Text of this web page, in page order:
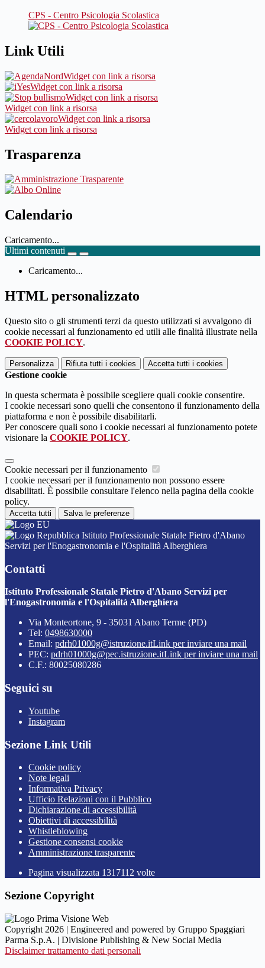
CPS - Centro Psicologia Scolastica
Link Utili
Widget con link a risorsa
Widget con link a risorsa
Widget con link a risorsa
Widget con link a risorsa
Widget con link a risorsa
Widget con link a risorsa
Trasparenza
Calendario
Caricamento...
Ultimi contenuti
Caricamento...
HTML personalizzato
Questo sito o gli strumenti terzi da questo utilizzati si avvalgono di
cookie necessari al funzionamento ed utili alle finalità illustrate nella
COOKIE POLICY.
Personalizza Rifiuta tutti i cookies Accetta tutti i cookies
Gestione cookie
In questa schermata è possibile scegliere quali cookie consentire.
I cookie necessari sono quelli che consentono il funzionamento della
piattaforma e non è possibile disabilitarli.
Per conoscere quali sono i cookie necessari al funzionamento potete
visionare la COOKIE POLICY.
Cookie necessari per il funzionamento
I cookie necessari per il funzionamento non possono essere
disabilitati. È possibile consultare l'elenco nella pagina della cookie
policy.
Accetta tutti Salva le preferenze
Istituto Professionale Statale Pietro d'Abano
Servizi per l'Enogastronomia e l'Ospitalità Alberghiera
Contatti
Istituto Professionale Statale Pietro d'Abano Servizi per
l'Enogastronomia e l'Ospitalità Alberghiera
Via Monteortone, 9 - 35031 Abano Terme (PD)
Tel: 0498630000
Email: pdrh01000g@istruzione.itLink per inviare una mail
PEC: pdrh01000g@pec.istruzione.itLink per inviare una mail
C.F.: 80025080286
Seguici su
Youtube
Instagram
Sezione Link Utili
Cookie policy
Note legali
Informativa Privacy
Ufficio Relazioni con il Pubblico
Dichiarazione di accessibilità
Obiettivi di accessibilità
Whistleblowing
Gestione consensi cookie
Amministrazione trasparente
Pagina visualizzata 1317112 volte
Sezione Copyright
Copyright 2026 | Engineered and powered by Gruppo Spaggiari
Parma S.p.A. | Divisione Publishing & New Social Media
Disclaimer trattamento dati personali